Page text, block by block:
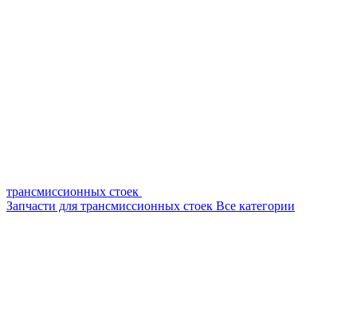
трансмиссионных стоек
Запчасти для трансмиссионных стоек Все категории